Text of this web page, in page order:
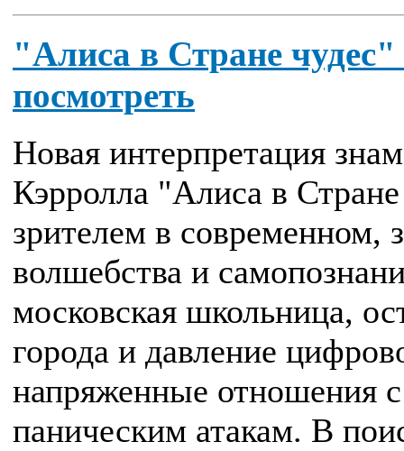
"Алиса в Стране
посмотреть
Новая интерпретация
Кэрролла "Алиса в
зрителем в
волшебства и
московская школьница,
города и давление
напряженные отношения
паническим атакам. В